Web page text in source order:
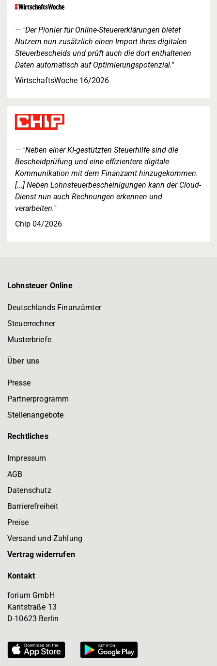
"Der Pionier für Online-Steuererklärungen bietet
Nutzern nun zusätzlich einen Import ihres digitalen
Steuerbescheids und prüft auch die dort enthaltenen
Daten automatisch auf Optimierungspotenzial."
WirtschaftsWoche 16/2026
"Neben einer KI-gestützten Steuerhilfe sind die
Bescheidprüfung und eine effizientere digitale
Kommunikation mit dem Finanzamt hinzugekommen.
[...] Neben Lohnsteuerbescheinigungen kann der Cloud-
Dienst nun auch Rechnungen erkennen und
verarbeiten."
Chip 04/2026
Lohnsteuer Online
Deutschlands Finanzämter
Steuerrechner
Musterbriefe
Über uns
Presse
Partnerprogramm
Stellenangebote
Rechtliches
Impressum
AGB
Datenschutz
Barrierefreiheit
Preise
Versand und Zahlung
Vertrag widerrufen
Kontakt
forium GmbH
Kantstraße 13
D-10623 Berlin